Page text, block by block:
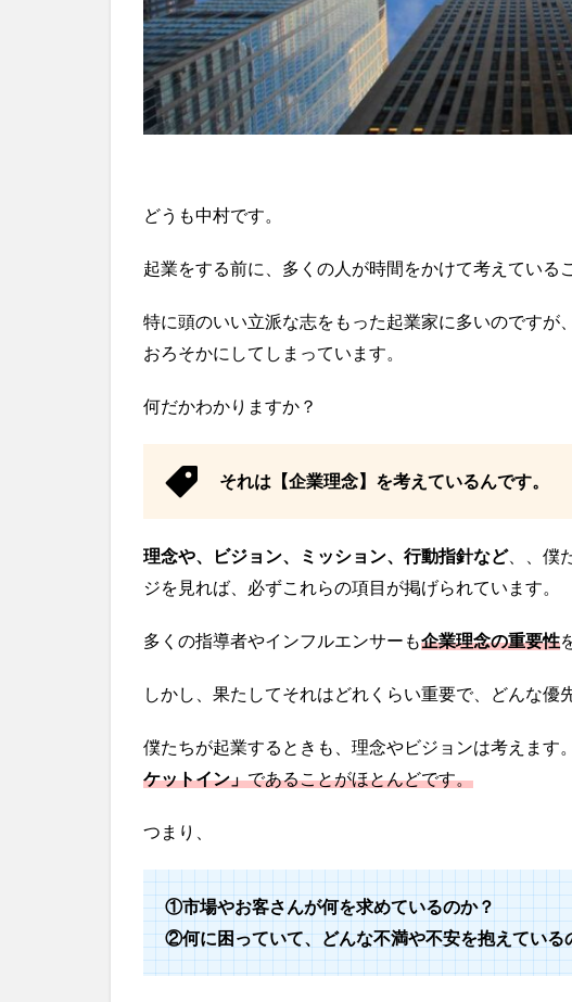
どうも中村です。
起業をする前に、多くの人が時間をかけて考えている
特に頭のいい立派な志をもった起業家に多いのですが
おろそかにしてしまっています。
何だかわかりますか？
それは【企業理念】を考えているんです。
理念や、ビジョン、ミッション、行動指針など、、僕
ジを見れば、必ずこれらの項目が掲げられています。
多くの指導者やインフルエンサーも企業理念の重要性
しかし、果たしてそれはどれくらい重要で、どんな優
僕たちが起業するときも、理念やビジョンは考えます。
ケットイン」であることがほとんどです。
つまり、
①市場やお客さんが何を求めているのか？
②何に困っていて、どんな不満や不安を抱えている